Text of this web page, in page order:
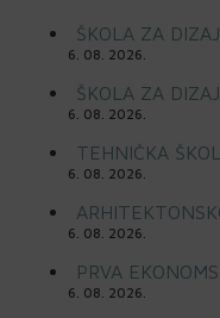
ŠKOLA ZA
6. 08. 2026.
ŠKOLA ZA
6. 08. 2026.
TEHNIČKA
6. 08. 2026.
6. 08. 2026.
PRVA
6. 08. 2026.